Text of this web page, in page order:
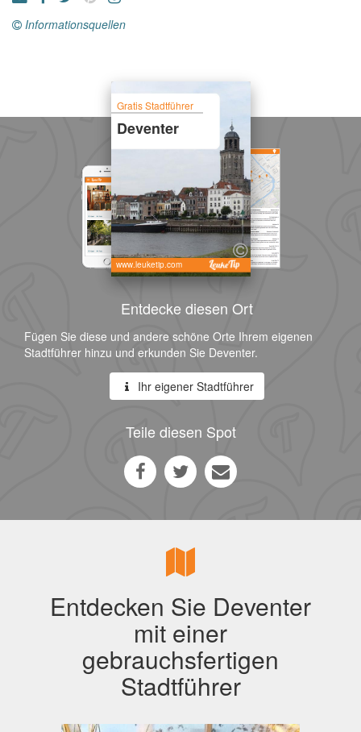
Informationsquellen
Gratis Stadtführer
Deventer
www.leuketip.com
Entdecke diesen Ort
Fügen Sie diese und andere schöne Orte Ihrem eigenen
Stadtführer hinzu und erkunden Sie Deventer.
Ihr eigener Stadtführer
Teile diesen Spot
Entdecken Sie Deventer
mit einer
gebrauchsfertigen
Stadtführer